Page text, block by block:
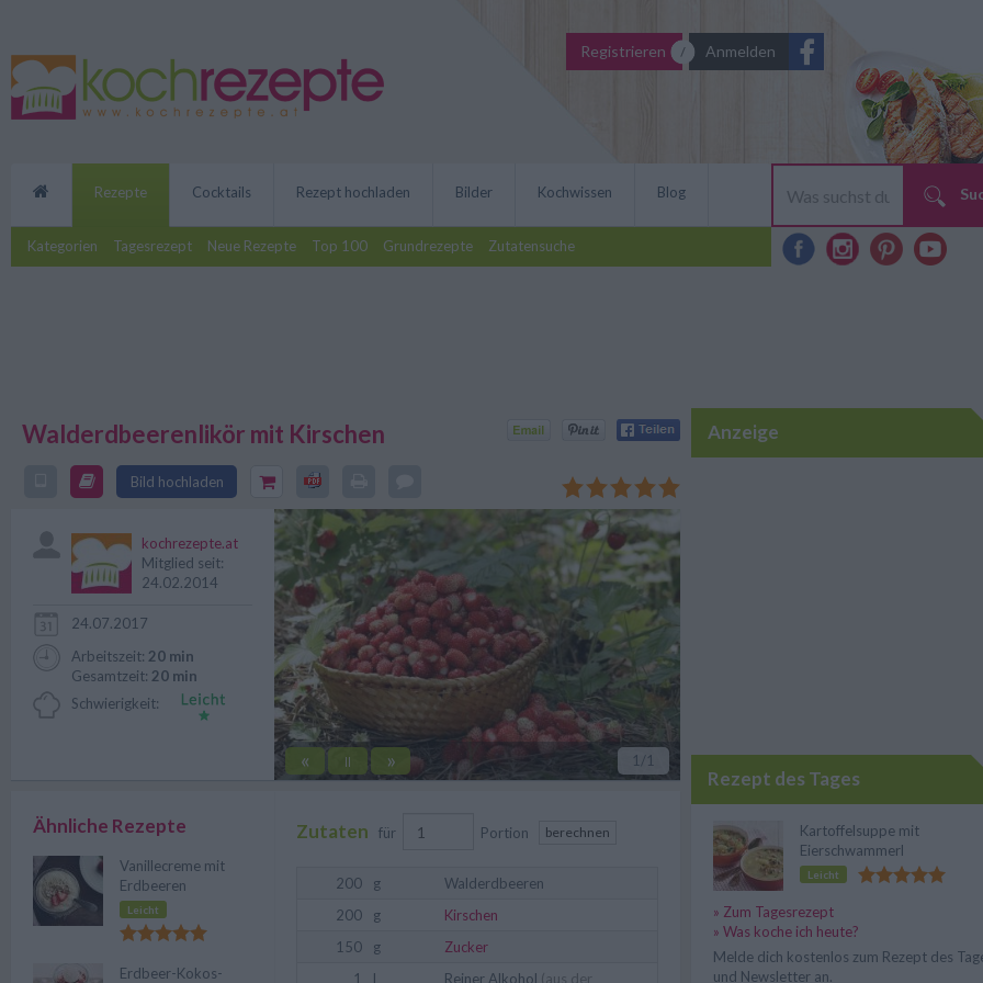
Registrieren Anmelden
Rezepte
Kategorien Tagesrezept Neue Rezepte Top 100 Grundrezepte Zutatensuche
Cocktails Rezept hochladen Bilder Kochwissen Blog
Walderdbeerenlikör mit Kirschen
Bild hochladen
Kurs. Mit dem Walderdbeerenlikör mit Kirschen überraschen
Sie ihre Lieben auf besondere Art und Weise.
« || » 1 /1
kochrezepte.at
Mitglied seit:
24.02.2014
24.07.2017
Arbeitszeit: 20 min
Gesamtzeit: 20 min
Schwierigkeit:
Zutaten für Portion berechnen
200 g
Walderdbeeren
200
g
Kirschen
150
g
Zucker
1
l Reiner Alkohol (aus der
Ähnliche Rezepte
Vanillecreme mit
Erdbeeren
Leicht
Erdbeer-Kokos-
Anzeige
Rezept des Tages
Kartoffelsuppe mit
Eierschwammerl
Leicht
» Zum Tagesrezept
» Was koche ich heute?
Melde dich kostenlos zum Rezept des
und Newsletter an.